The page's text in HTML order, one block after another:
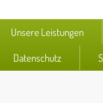
Unsere Leistungen
Datenschutz